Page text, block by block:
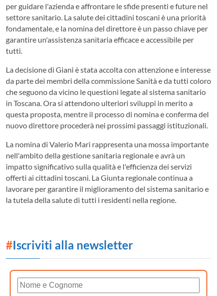
per guidare l'azienda e affrontare le sfide presenti e future nel
settore sanitario. La salute dei cittadini toscani è una priorità
fondamentale, e la nomina del direttore è un passo chiave per
garantire un'assistenza sanitaria efficace e accessibile per
tutti.
La decisione di Giani è stata accolta con attenzione e interesse
da parte dei membri della commissione Sanità e da tutti coloro
che seguono da vicino le questioni legate al sistema sanitario
in Toscana. Ora si attendono ulteriori sviluppi in merito a
questa proposta, mentre il processo di nomina e conferma del
nuovo direttore procederà nei prossimi passaggi istituzionali.
La nomina di Valerio Mari rappresenta una mossa importante
nell'ambito della gestione sanitaria regionale e avrà un
impatto significativo sulla qualità e l'efficienza dei servizi
offerti ai cittadini toscani. La Giunta regionale continua a
lavorare per garantire il miglioramento del sistema sanitario e
la tutela della salute di tutti i residenti nella regione.
#Iscriviti alla newsletter